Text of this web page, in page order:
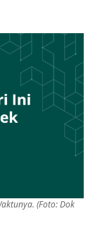
(Foto: Dok